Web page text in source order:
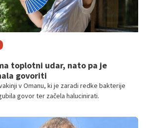
toplotni udar, nato pa je
govoriti
v Omanu, ki je zaradi redke bakterije
govor ter začela halucinirati.